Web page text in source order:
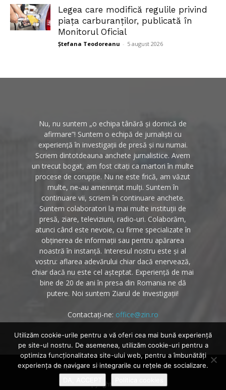
Legea care modifică regulile privind
piața carburanților, publicată în
Monitorul Oficial
Ștefana Teodoreanu - 5 august 2026
Nu, nu suntem „o echipa tânără și dornică de
afirmare”! Suntem o echipă de jurnaliști cu
experiență în investigații de presă și nu numai.
Scriem dintotdeauna anchete jurnalistice. Avem
un trecut bogat, am fost citați ca martori în multe
procese de corupție. Nu ne este frică, am văzut
multe, ne-au amenințat mulți. Suntem în
continuare vii, scriem în continuare anchete.
Suntem colaboratori la mai multe instituții de
presă, ziare, televiziuni, radio-uri. Colaborăm,
atunci când este nevoie, cu firme specializate în
obținerea de informații sau pentru apărarea
noastră în instanță. Interesul nostru este și al
vostru: aflarea adevărului chiar dacă enervează,
chiar dacă nu este cel așteptat. Experiență de mai
bine de 20 de ani în presa din Romania ne dă
putere. Noi suntem Ziarul de Investigații!
Contactați-ne: office@zin.ro
Despre noi Politica cookies Contact
© Copyright 2020 - Zin.ro
Utilizăm cookie-urile pentru a vă oferi cea mai bună experiență
pe site-ul nostru. De asemenea, utilizăm cookie-uri pentru a
optimiza funcţionalitatea site-ului web, pentru a îmbunătăţi
experienţa de navigare si integrarile cu reţele de socializare.